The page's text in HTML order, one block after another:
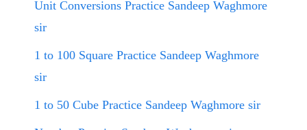
Unit Conversions Practice Sandeep Waghmore
sir
1 to 100 Square Practice Sandeep Waghmore
sir
1 to 50 Cube Practice Sandeep Waghmore sir